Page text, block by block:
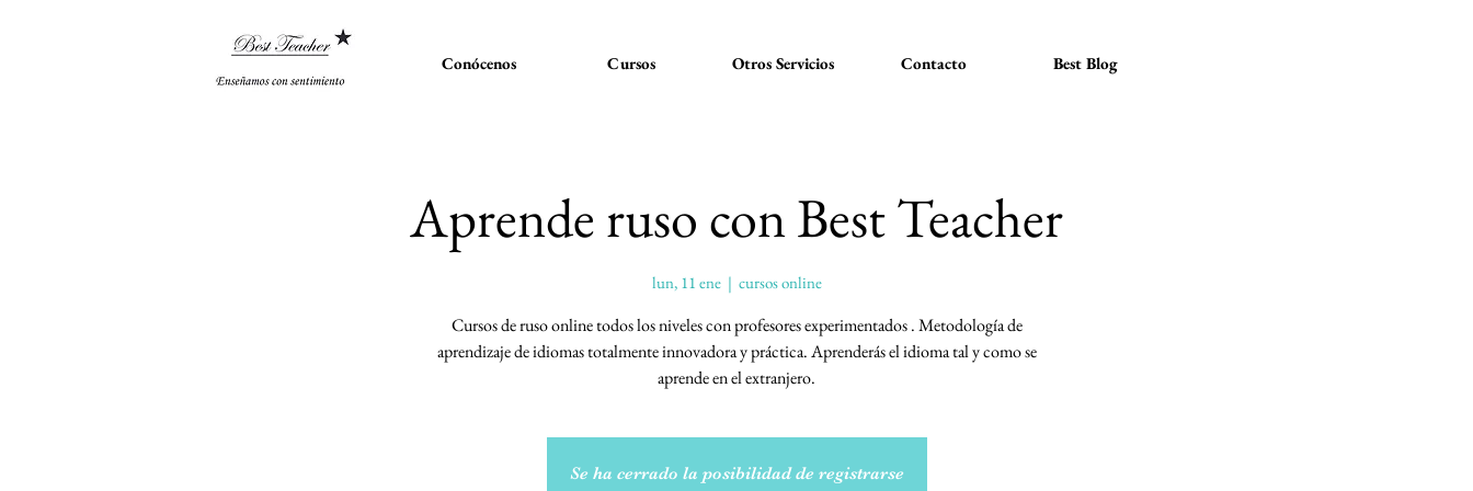
Conócenos Cursos Otros Servicios Contacto Best Blog
Aprende ruso con Best Teacher
lun, 11 ene
  |
cursos online
Cursos de ruso online todos los niveles con profesores experimentados . Metodología de
aprendizaje de idiomas totalmente innovadora y práctica. Aprenderás el idioma tal y como se
aprende en el extranjero.
Se ha cerrado la posibilidad de registrarse